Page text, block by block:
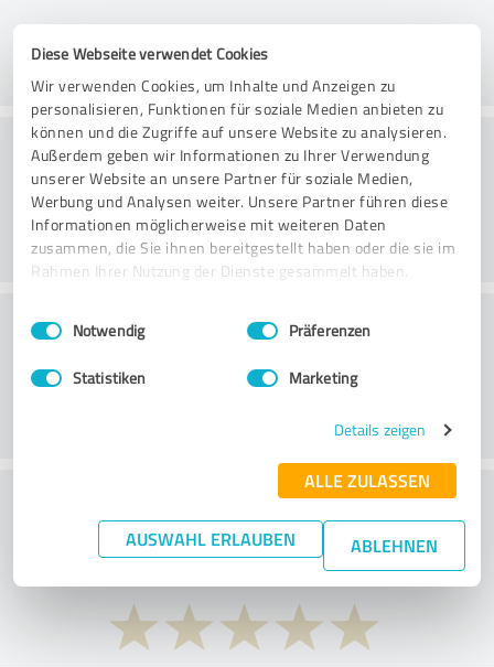
Diese Webseite verwendet Cookies
Wir verwenden Cookies, um Inhalte und Anzeigen zu
personalisieren, Funktionen für soziale Medien anbieten zu
können und die Zugriffe auf unsere Website zu analysieren.
Außerdem geben wir Informationen zu Ihrer Verwendung
unserer Website an unsere Partner für soziale Medien,
Werbung und Analysen weiter. Unsere Partner führen diese
Informationen möglicherweise mit weiteren Daten
zusammen, die Sie ihnen bereitgestellt haben oder die sie im
Rahmen Ihrer Nutzung der Dienste gesammelt haben.
Impressum Datenschutzbestimmungen
Einwilligungsauswahl
Notwendig Präferenzen
Statistiken Marketing
Details zeigen
ALLE ZULASSEN
AUSWAHL ERLAUBEN ABLEHNEN
Rådgivning
Kundeservice
What do you think of the price to
performance ratio?